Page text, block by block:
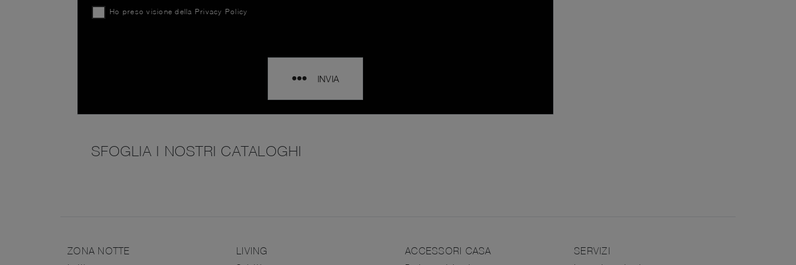
Ho preso visione della Privacy Policy
INVIA
SFOGLIA I NOSTRI CATALOGHI
ZONA NOTTE LIVING ACCESSORI CASA SERVIZI